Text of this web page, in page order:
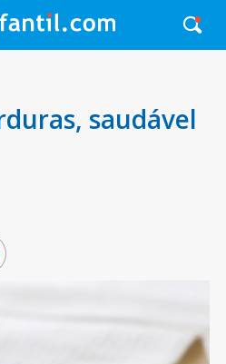
saudável